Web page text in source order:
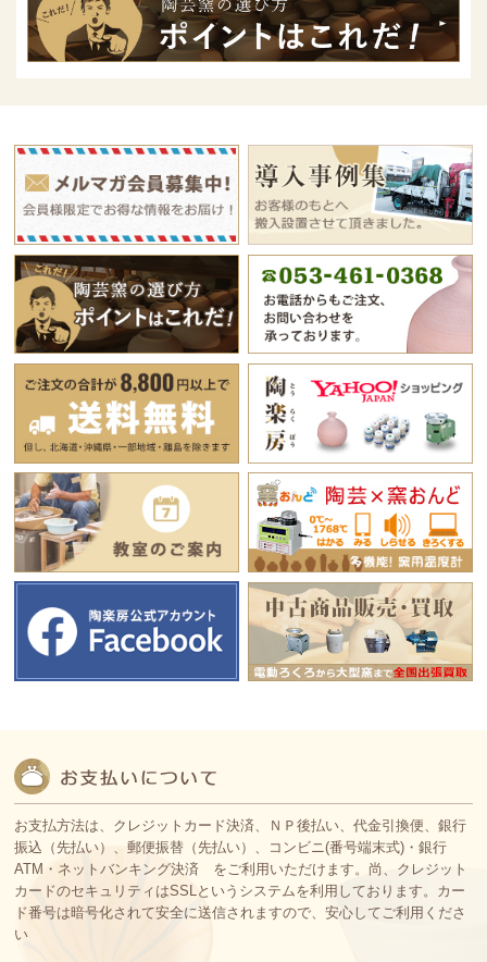
お支払方法は、クレジットカード決済、ＮＰ後払い、代金引換便、銀行
振込（先払い）、郵便振替（先払い）、コンビニ(番号端末式)・銀行
ATM・ネットバンキング決済 をご利用いただけます。尚、クレジット
カードのセキュリティはSSLというシステムを利用しております。カー
ド番号は暗号化されて安全に送信されますので、安心してご利用くださ
い